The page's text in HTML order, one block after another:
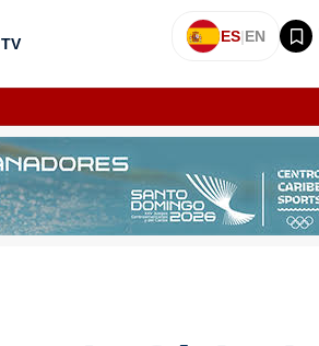
TV ES|EN